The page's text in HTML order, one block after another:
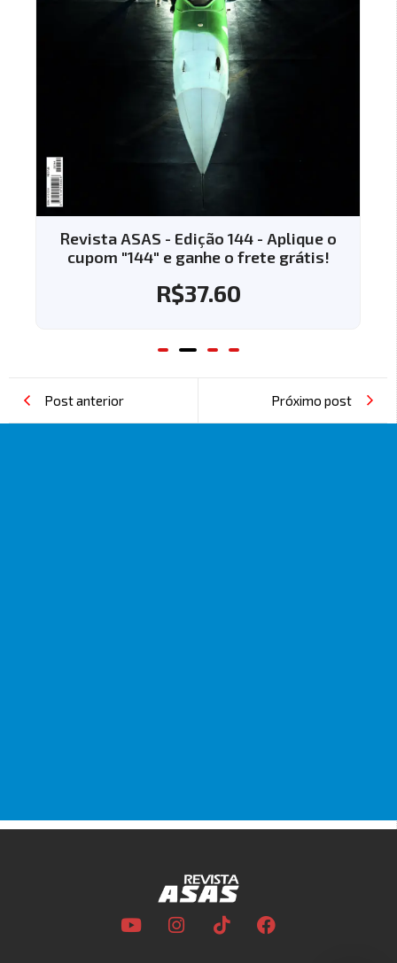
Revista ASAS - Edição 144 - Aplique o
cupom "144" e ganhe o frete grátis!
R$37.60
Post anterior Próximo post